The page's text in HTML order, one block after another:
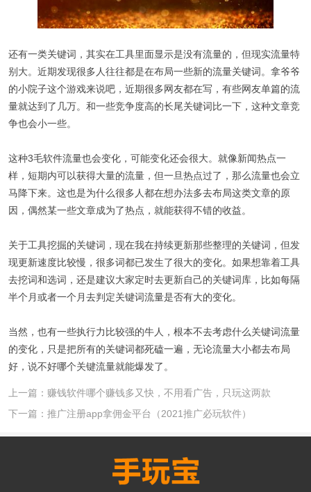
还有一类关键词，其实在工具里面显示是没有流量的，但现实流量特
别大。近期发现很多人往往都是在布局一些新的流量关键词。拿爷爷
的小院子这个游戏来说吧，近期很多网友都在写，有些网友单篇的流
量就达到了几万。和一些竞争度高的长尾关键词比一下，这种文章竞
争也会小一些。
这种3毛软件流量也会变化，可能变化还会很大。就像新闻热点一
样，短期内可以获得大量的流量，但一旦热点过了，那么流量也会立
马降下来。这也是为什么很多人都在想办法多去布局这类文章的原
因，偶然某一些文章成为了热点，就能获得不错的收益。
关于工具挖掘的关键词，现在我在持续更新那些整理的关键词，但发
现更新速度比较慢，很多词都已发生了很大的变化。如果想靠着工具
去挖词和选词，还是建议大家定时去更新自己的关键词库，比如每隔
半个月或者一个月去判定关键词流量是否有大的变化。
当然，也有一些执行力比较强的牛人，根本不去考虑什么关键词流量
的变化，只是把所有的关键词都死磕一遍，无论流量大小都去布局
好，说不好哪个关键流量就能爆发了。
上一篇：赚钱软件哪个赚钱多又快，不用看广告，只玩这两款
下一篇：推广注册app拿佣金平台（2021推广必玩软件）